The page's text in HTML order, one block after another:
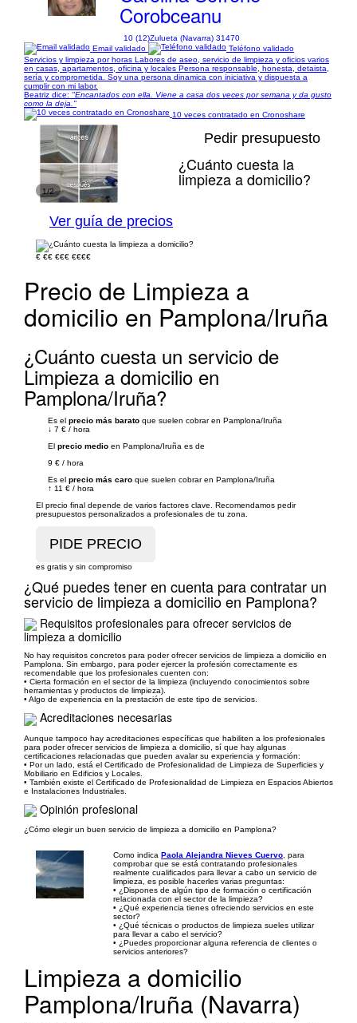
Corobceanu
10 (12)Zulueta (Navarra) 31470
Email validado
Teléfono validado
Servicios y limpieza por horas Labores de aseo, servicio de limpieza y oficios varios
en casas, apartamentos, oficina y locales Persona responsable, honesta, detaista,
sería y comprometida. Soy una persona dinamica con iniciativa y dispuesta a
cumplir con mi labor.
Beatriz dice: "Encantados con ella. Viene a casa dos veces por semana y da gusto
como la deja."
10 veces contratado en Cronoshare
1/2
Pedir presupuesto
¿Cuánto cuesta la
limpieza a domicilio?
Ver guía de precios
€ €€ €€€ €€€€
Precio de Limpieza a
domicilio en Pamplona/Iruña
¿Cuánto cuesta un servicio de
Limpieza a domicilio en
Pamplona/Iruña?
Es el precio más barato que suelen cobrar en Pamplona/Iruña
↓ 7 € / hora
El precio medio en Pamplona/Iruña es de
9 € / hora
Es el precio más caro que suelen cobrar en Pamplona/Iruña
↑ 11 € / hora
El precio final depende de varios factores clave. Recomendamos pedir
presupuestos personalizados a profesionales de tu zona.
es gratis y sin compromiso
¿Qué puedes tener en cuenta para contratar un
servicio de limpieza a domicilio en Pamplona?
Requisitos profesionales para ofrecer servicios de
limpieza a domicilio
No hay requisitos concretos para poder ofrecer servicios de limpieza a domicilio en
Pamplona. Sin embargo, para poder ejercer la profesión correctamente es
recomendable que los profesionales cuenten con:
• Cierta formación en el sector de la limpieza (incluyendo conocimientos sobre
herramientas y productos de limpieza).
• Algo de experiencia en la prestación de este tipo de servicios.
Acreditaciones necesarias
Aunque tampoco hay acreditaciones específicas que habiliten a los profesionales
para poder ofrecer servicios de limpieza a domicilio, sí que hay algunas
certificaciones relacionadas que pueden avalar su experiencia y formación:
• Por un lado, está el Certificado de Profesionalidad de Limpieza de Superficies y
Mobiliario en Edificios y Locales.
• También existe el Certificado de Profesionalidad de Limpieza en Espacios Abiertos
e Instalaciones Industriales.
Opinión profesional
¿Cómo elegir un buen servicio de limpieza a domicilio en Pamplona?
Como indica Paola Alejandra Nieves Cuervo , para
comprobar que se está contratando profesionales
realmente cualificados para llevar a cabo un servicio de
limpieza, es posible hacerles varias preguntas:
• ¿Dispones de algún tipo de formación o certificación
relacionada con el sector de la limpieza?
• ¿Qué experiencia tienes ofreciendo servicios en este
sector?
• ¿Qué técnicas o productos de limpieza sueles utilizar
para llevar a cabo el servicio?
• ¿Puedes proporcionar alguna referencia de clientes o
servicios anteriores?
Limpieza a domicilio
Pamplona/Iruña (Navarra)